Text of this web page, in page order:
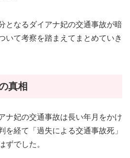
となるダイアナ妃の交通事故が暗
いて考察を踏まえてまとめていき
真相
ナ妃の交通事故は長い年月をかけ
を経て「過失による交通事故死」
ずでした。